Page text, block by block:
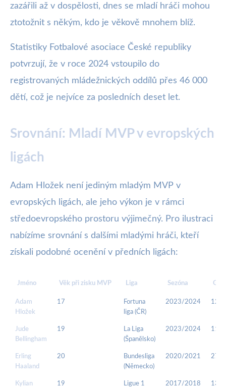
zazářili až v dospělosti, dnes se mladí hráči mohou
ztotožnit s někým, kdo je věkově mnohem blíž.
Statistiky Fotbalové asociace České republiky
potvrzují, že v roce 2024 vstoupilo do
registrovaných mládežnických oddílů přes 46 000
dětí, což je nejvíce za posledních deset let.
Srovnání: Mladí MVP v evropských
ligách
Adam Hložek není jediným mladým MVP v
evropských ligách, ale jeho výkon je v rámci
středoevropského prostoru výjimečný. Pro ilustraci
nabízíme srovnání s dalšími mladými hráči, kteří
získali podobné ocenění v předních ligách:
Jméno Věk při zisku MVP Liga Sezóna
Adam
Hložek
17
Fortuna
liga (ČR)
2023/2024 12/8
Jude
Bellingham
19
La Liga
(Španělsko)
2023/2024 11/7
Erling
Haaland
20
Bundesliga
(Německo)
2020/2021 27/6
Kylian
19
Ligue 1
2017/2018 13/7